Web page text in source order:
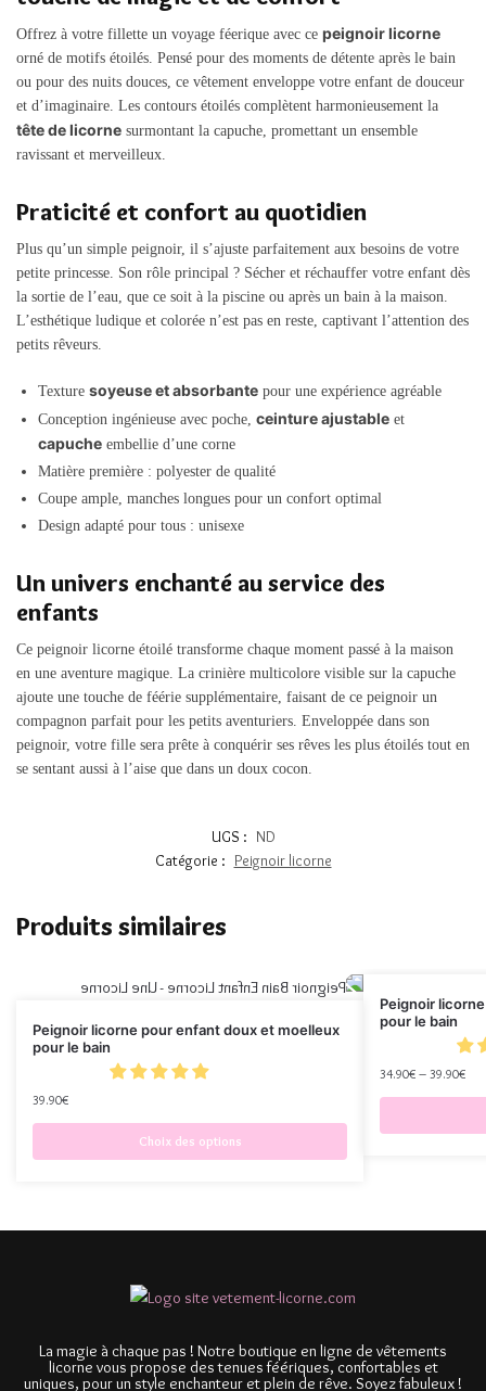
Offrez à votre fillette un voyage féerique avec ce peignoir licorne
orné de motifs étoilés. Pensé pour des moments de détente après le bain
ou pour des nuits douces, ce vêtement enveloppe votre enfant de douceur
et d’imaginaire. Les contours étoilés complètent harmonieusement la
tête de licorne surmontant la capuche, promettant un ensemble
ravissant et merveilleux.
Praticité et confort au quotidien
Plus qu’un simple peignoir, il s’ajuste parfaitement aux besoins de votre
petite princesse. Son rôle principal ? Sécher et réchauffer votre enfant dès
la sortie de l’eau, que ce soit à la piscine ou après un bain à la maison.
L’esthétique ludique et colorée n’est pas en reste, captivant l’attention des
petits rêveurs.
Texture soyeuse et absorbante pour une expérience agréable
Conception ingénieuse avec poche, ceinture ajustable et
capuche embellie d’une corne
Matière première : polyester de qualité
Coupe ample, manches longues pour un confort optimal
Design adapté pour tous : unisexe
Un univers enchanté au service des
enfants
Ce peignoir licorne étoilé transforme chaque moment passé à la maison
en une aventure magique. La crinière multicolore visible sur la capuche
ajoute une touche de féérie supplémentaire, faisant de ce peignoir un
compagnon parfait pour les petits aventuriers. Enveloppée dans son
peignoir, votre fille sera prête à conquérir ses rêves les plus étoilés tout en
se sentant aussi à l’aise que dans un doux cocon.
UGS : ND
Catégorie : Peignoir licorne
Produits similaires
Peignoir licorne pour enfant doux et moelleux
pour le bain
39.90€
Choix des options
Peignoir
pour le bain
34.90€ – 39.90€
La magie à chaque pas ! Notre boutique en ligne de vêtements
licorne vous propose des tenues féériques, confortables et
uniques, pour un style enchanteur et plein de rêve. Soyez fabuleux !